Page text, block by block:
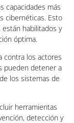
capacidades más
cibernéticas. Esto
habilitados y
óptima.
contra los actores
pueden detener a
los sistemas de
herramientas
detección y